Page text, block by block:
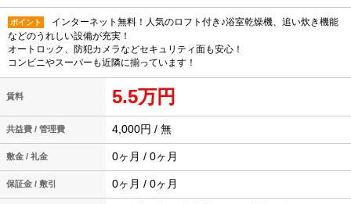
ポイント
インターネット無料！人気のロフト付き♪浴室乾燥機、追い炊き機能
などのうれしい設備が充実！
オートロック、防犯カメラなどセキュリティ面も安心！
コンビニやスーパーも近隣に揃っています！
賃料 5.5万円
共益費 / 管理費 4,000円 / 無
敷金 / 礼金 0ヶ月 / 0ヶ月
保証金 / 敷引 0ヶ月 / 0ヶ月